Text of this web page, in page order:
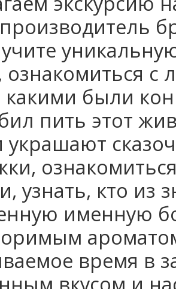
ознакомиться с
какими были
пить этот
украшают
узнать, кто из
именную
время в